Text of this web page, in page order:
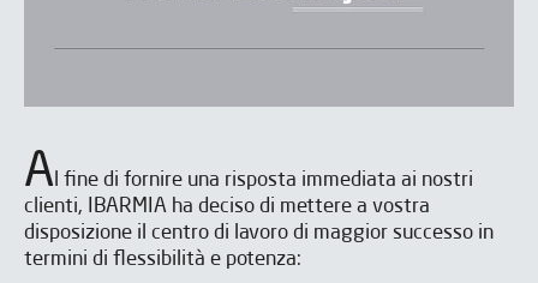
Al fine di fornire una risposta immediata ai nostri
clienti, IBARMIA ha deciso di mettere a vostra
disposizione il centro di lavoro di maggior successo in
termini di flessibilità e potenza:
CONTATTO